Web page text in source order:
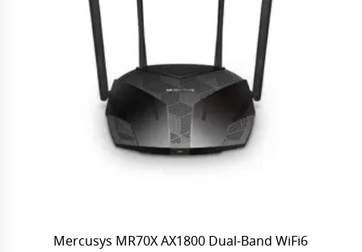
Mercusys MR70X AX1800 Dual-Band WiFi6